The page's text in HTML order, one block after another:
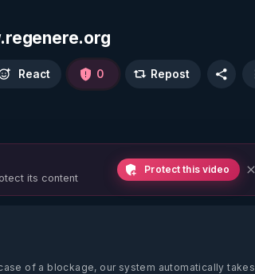
React 0 Repost
its content
Protect this video
of a blockage, our system automatically takes